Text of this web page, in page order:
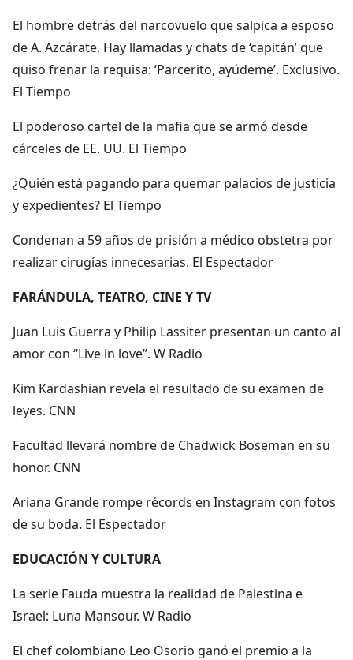
El hombre detrás del narcovuelo que salpica a esposo
de A. Azcárate. Hay llamadas y chats de ‘capitán’ que
quiso frenar la requisa: ‘Parcerito, ayúdeme’. Exclusivo.
El Tiempo
El poderoso cartel de la mafia que se armó desde
cárceles de EE. UU. El Tiempo
¿Quién está pagando para quemar palacios de justicia
y expedientes? El Tiempo
Condenan a 59 años de prisión a médico obstetra por
realizar cirugías innecesarias. El Espectador
FARÁNDULA, TEATRO, CINE Y TV
Juan Luis Guerra y Philip Lassiter presentan un canto al
amor con “Live in love”. W Radio
Kim Kardashian revela el resultado de su examen de
leyes. CNN
Facultad llevará nombre de Chadwick Boseman en su
honor. CNN
Ariana Grande rompe récords en Instagram con fotos
de su boda. El Espectador
EDUCACIÓN Y CULTURA
La serie Fauda muestra la realidad de Palestina e
Israel: Luna Mansour. W Radio
El chef colombiano Leo Osorio ganó el premio a la